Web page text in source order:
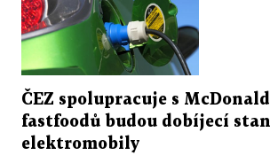
ČEZ spolupracuje s
fastfoodů budou dobíjecí
elektromobily